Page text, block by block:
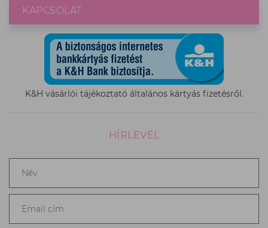
KAPCSOLAT
K&H vásárlói tájékoztató általános kártyás fizetésről.
HÍRLEVÉL
Név
Email